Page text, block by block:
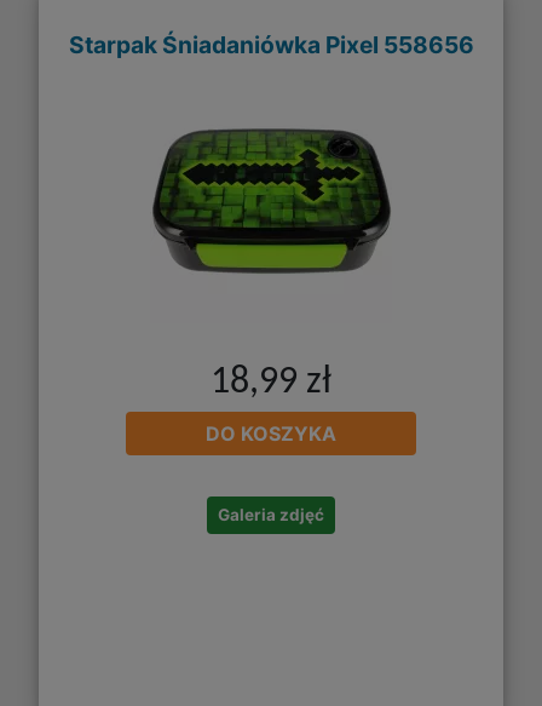
Starpak Śniadaniówka Pixel 558656
18,99 zł
DO KOSZYKA
Galeria zdjęć